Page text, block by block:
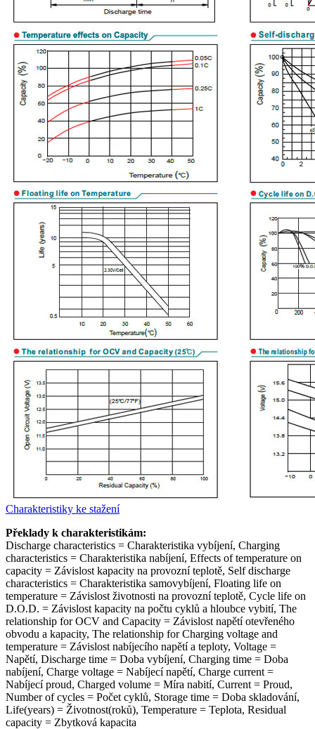
Charakteristiky ke stažení
Překlady k charakteristikám:
Discharge characteristics = Charakteristika vybíjení, Charging
characteristics = Charakteristika nabíjení, Effects of temperature on
capacity = Závislost kapacity na provozní teplotě, Self discharge
characteristics = Charakteristika samovybíjení, Floating life on
temperature = Závislost životnosti na provozní teplotě, Cycle life on
D.O.D. = Závislost kapacity na počtu cyklů a hloubce vybití, The
relationship for OCV and Capacity = Závislost napětí otevřeného
obvodu a kapacity, The relationship for Charging voltage and
temperature = Závislost nabíjecího napětí a teploty, Voltage =
Napětí, Discharge time = Doba vybíjení, Charging time = Doba
nabíjení, Charge voltage = Nabíjecí napětí, Charge current =
Nabíjecí proud, Charged volume = Míra nabití, Current = Proud,
Number of cycles = Počet cyklů, Storage time = Doba skladování,
Life(years) = Životnost(roků), Temperature = Teplota, Residual
capacity = Zbytková kapacita